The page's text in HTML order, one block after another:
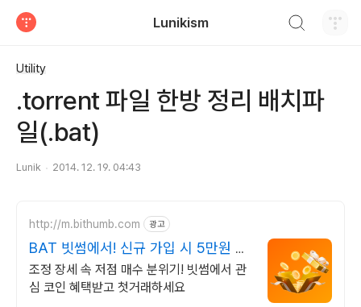
Lunikism
Utility
.torrent 파일 한방 정리 배치파
일(.bat)
Lunik 2014. 12. 19. 04:43
http://m.bithumb.com 광고
BAT 빗썸에서! 신규 가입 시 5만원 혜
택
조정 장세 속 저점 매수 분위기! 빗썸에서 관
심 코인 혜택받고 첫거래하세요